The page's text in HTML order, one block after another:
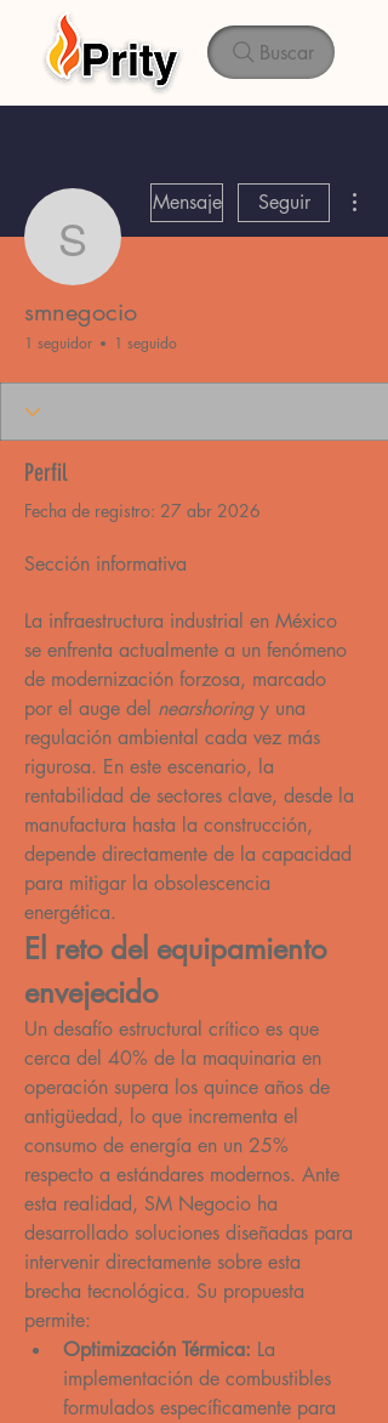
Buscar
smnegocio
Mensaje Seguir
smnegocio
1 seguidor 1 seguido
Perfil
Fecha de registro: 27 abr 2026
Sección informativa
La infraestructura industrial en México
se enfrenta actualmente a un fenómeno
de modernización forzosa, marcado
por el auge del nearshoring y una
regulación ambiental cada vez más
rigurosa. En este escenario, la
rentabilidad de sectores clave, desde la
manufactura hasta la construcción,
depende directamente de la capacidad
para mitigar la obsolescencia
energética.
El reto del equipamiento
envejecido
Un desafío estructural crítico es que
cerca del 40% de la maquinaria en
operación supera los quince años de
antigüedad, lo que incrementa el
consumo de energía en un 25%
respecto a estándares modernos. Ante
esta realidad, SM Negocio ha
desarrollado soluciones diseñadas para
intervenir directamente sobre esta
brecha tecnológica. Su propuesta
permite:
Optimización Térmica: La
implementación de combustibles
formulados específicamente para